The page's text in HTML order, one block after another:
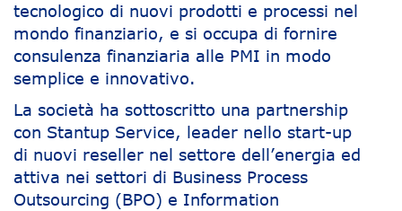
tecnologico di nuovi prodotti e processi nel
mondo finanziario, e si occupa di fornire
consulenza finanziaria alle PMI in modo
semplice e innovativo.
La società ha sottoscritto una partnership
con Stantup Service, leader nello start-up
di nuovi reseller nel settore dell’energia ed
attiva nei settori di Business Process
Outsourcing (BPO) e Information